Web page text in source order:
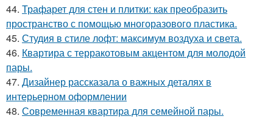
44. Трафарет для стен и плитки: как преобразить
пространство с помощью многоразового пластика.
45. Студия в стиле лофт: максимум воздуха и света.
46. Квартира с терракотовым акцентом для молодой
пары.
47. Дизайнер рассказала о важных деталях в
интерьерном оформлении
48. Современная квартира для семейной пары.